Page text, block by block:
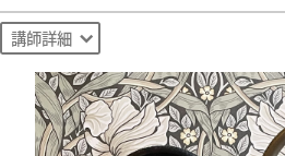
講師詳細